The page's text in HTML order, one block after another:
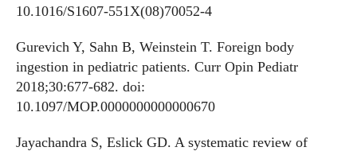
10.1016/S1607-551X(08)70052-4
Gurevich Y, Sahn B, Weinstein T. Foreign body
ingestion in pediatric patients. Curr Opin Pediatr
2018;30:677-682. doi:
10.1097/MOP.0000000000000670
Jayachandra S, Eslick GD. A systematic review of